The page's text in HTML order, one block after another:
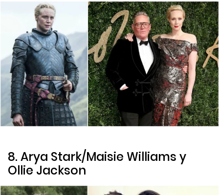
8. Arya Stark/Maisie Williams y
Ollie Jackson